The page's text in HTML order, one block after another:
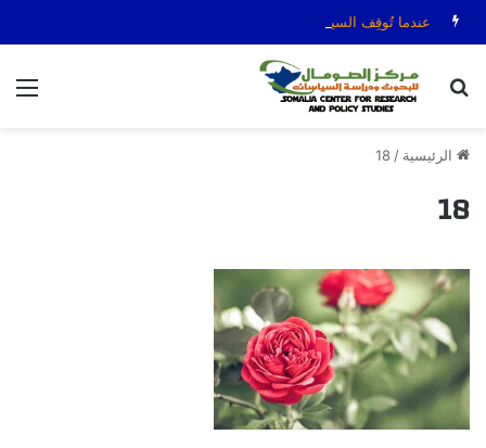
عندما تُوقِف السياسة الصافرة: قضية الحكم عمر عرتن
بحث عن
الرئيسية /
18
18